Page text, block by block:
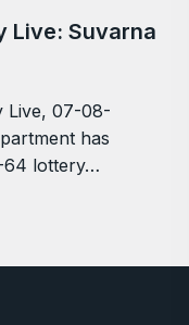
Live: Suvarna
Live, 07-08-
has
64 lottery…